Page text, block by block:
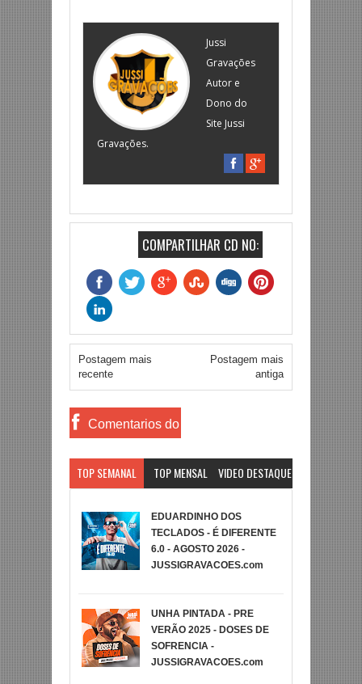
Jussi
Gravações
Autor e
Dono do
Site Jussi
Gravações.
COMPARTILHAR CD NO:
Postagem mais
recente
Postagem mais
antiga
Comentarios do
TOP SEMANAL TOP MENSAL VIDEO DESTAQUE
EDUARDINHO DOS
TECLADOS - É DIFERENTE
6.0 - AGOSTO 2026 -
JUSSIGRAVACOES.com
UNHA PINTADA - PRE
VERÃO 2025 - DOSES DE
SOFRENCIA -
JUSSIGRAVACOES.com